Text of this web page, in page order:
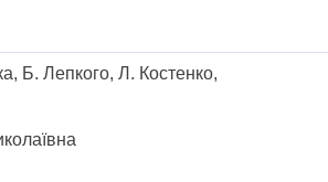
Б. Лепкого, Л. Костенко,